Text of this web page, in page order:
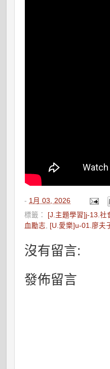
- 1月 03, 2026
標籤： [J.主題學習]j-13.社
血勵志, [U.愛樂]u-01.廖夫
沒有留言:
發佈留言